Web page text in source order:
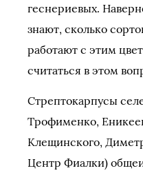
геснериевых.
знают, сколько
работают с этим
считаться в этом
Стрептокарпусы
Трофименко,
Клещинского,
Центр Фиалки)